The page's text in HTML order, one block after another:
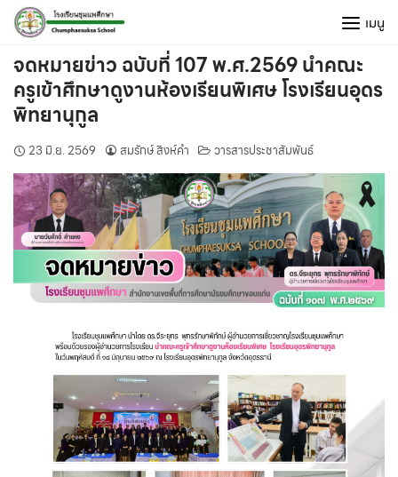
Skip
content
เมนู
จดหมายข่าว ฉบับที่ 107 พ.ศ.2569 นำคณะ
ครูเข้าศึกษาดูงานห้องเรียนพิเศษ โรงเรียนอุดร
พิทยานุกูล
23 มิ.ย. 2569 สมรักษ์ สิงห์คำ วารสารประชาสัมพันธ์